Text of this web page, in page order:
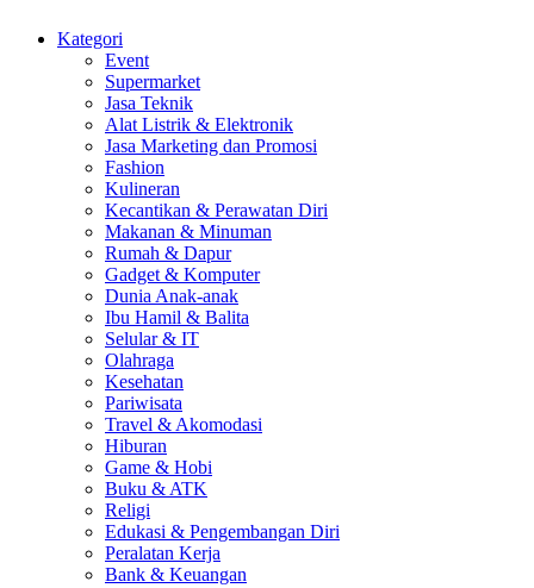
Kategori
Event
Supermarket
Jasa Teknik
Alat Listrik & Elektronik
Jasa Marketing dan Promosi
Fashion
Kulineran
Kecantikan & Perawatan Diri
Makanan & Minuman
Rumah & Dapur
Gadget & Komputer
Dunia Anak-anak
Ibu Hamil & Balita
Selular & IT
Olahraga
Kesehatan
Pariwisata
Travel & Akomodasi
Hiburan
Game & Hobi
Buku & ATK
Religi
Edukasi & Pengembangan Diri
Peralatan Kerja
Bank & Keuangan